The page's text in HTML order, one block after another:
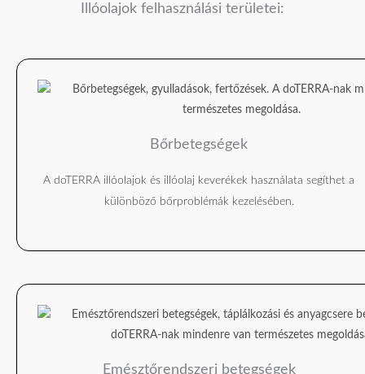
Illóolajok felhasználási területei:
Bőrbetegségek
A doTERRA illóolajok és illóolaj keverékek használata segíthet a
különböző bőrproblémák kezelésében.
Emésztőrendszeri betegségek